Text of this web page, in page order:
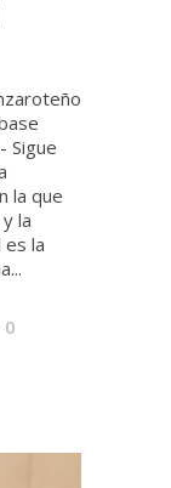
Sigue
la que
la
la
0